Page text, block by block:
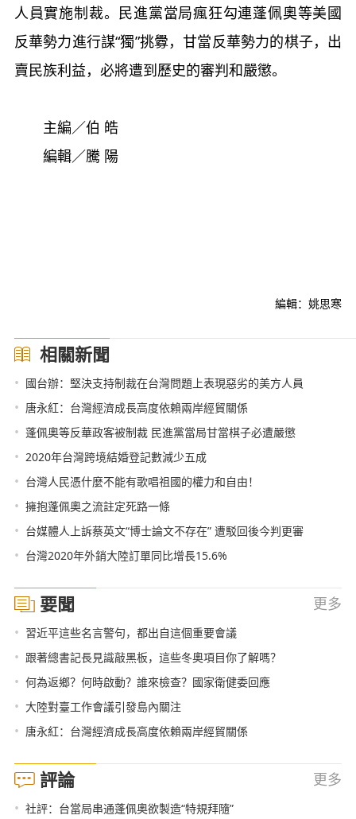
人員實施制裁。民進黨當局瘋狂勾連蓬佩奧等美國
反華勢力進行謀“獨”挑釁，甘當反華勢力的棋子，出
賣民族利益，必將遭到歷史的審判和嚴懲。
主編／伯 皓
編輯／騰 陽
編輯：姚思寒
相關新聞
• 國台辦：堅決支持制裁在台灣問題上表現惡劣的美方人員
• 唐永紅：台灣經濟成長高度依賴兩岸經貿關係
• 蓬佩奧等反華政客被制裁 民進黨當局甘當棋子必遭嚴懲
• 2020年台灣跨境結婚登記數減少五成
• 台灣人民憑什麼不能有歌唱祖國的權力和自由！
• 擁抱蓬佩奧之流註定死路一條
• 台媒體人上訴蔡英文“博士論文不存在” 遭駁回後今判更審
• 台灣2020年外銷大陸訂單同比增長15.6%
要聞 更多
• 習近平這些名言警句，都出自這個重要會議
• 跟著總書記長見識敲黑板，這些冬奧項目你了解嗎？
• 何為返鄉？何時啟動？誰來檢查？國家衛健委回應
• 大陸對臺工作會議引發島內關注
• 唐永紅：台灣經濟成長高度依賴兩岸經貿關係
評論 更多
• 社評：台當局串通蓬佩奧欲製造“特規拜隨”